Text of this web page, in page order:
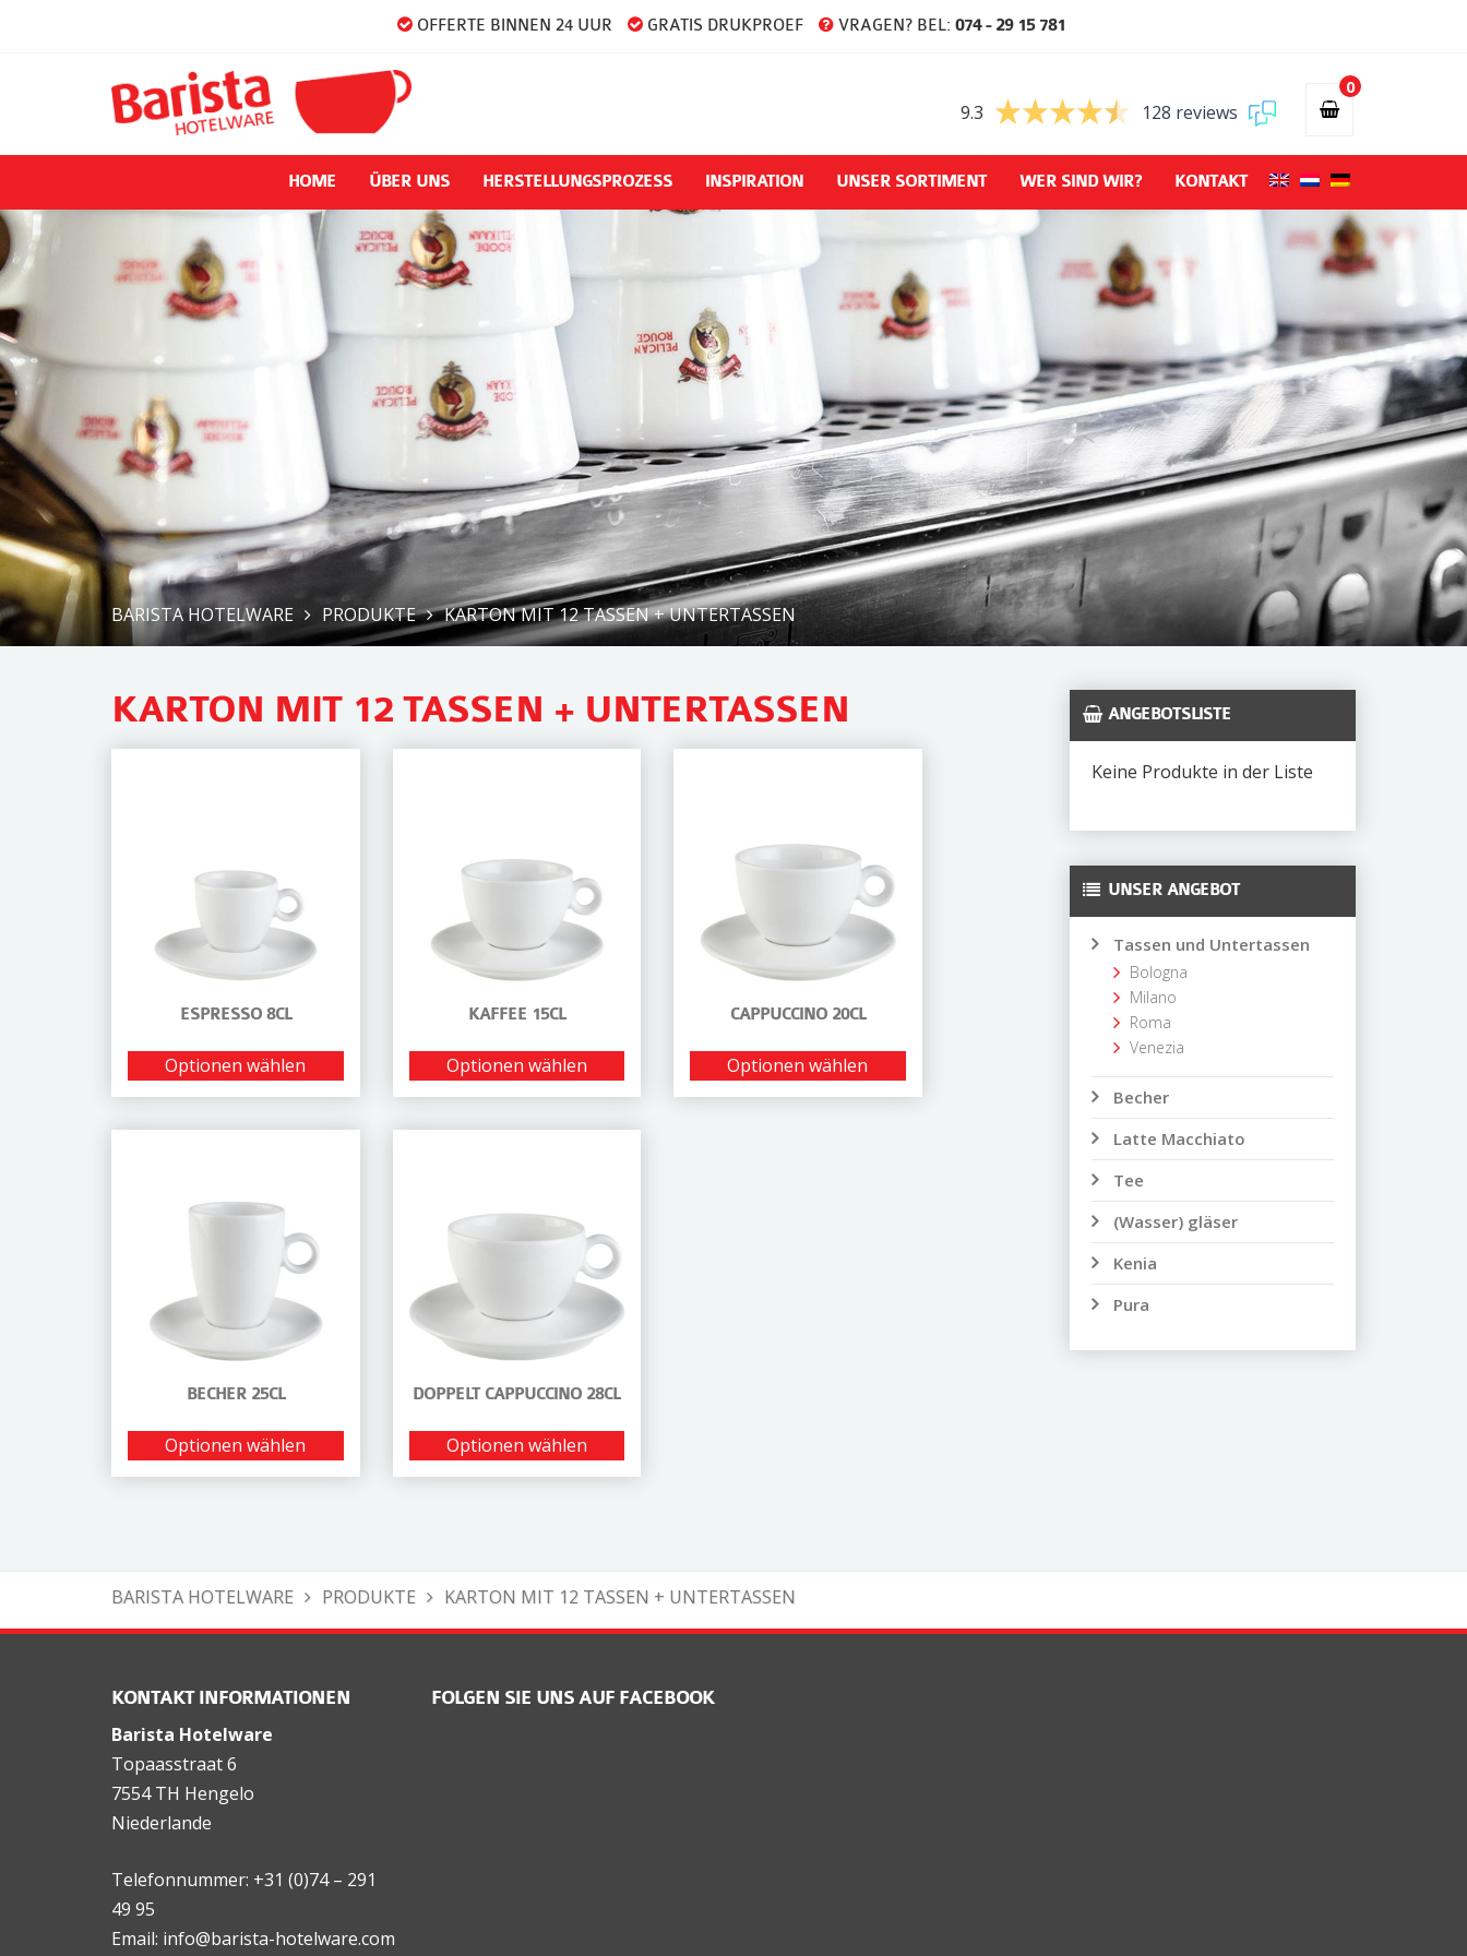
OFFERTE BINNEN 24 UUR GRATIS DRUKPROEF VRAGEN? BEL: 074 - 29 15 781
9.3 128 reviews
0
HOME ÜBER UNS HERSTELLUNGSPROZESS INSPIRATION UNSER SORTIMENT WER SIND WIR? KONTAKT
BARISTA HOTELWARE PRODUKTE KARTON MIT 12 TASSEN + UNTERTASSEN
KARTON MIT 12 TASSEN + UNTERTASSEN
ESPRESSO 8CL
Optionen wählen
KAFFEE 15CL
Optionen wählen
CAPPUCCINO 20CL
Optionen wählen
BECHER 25CL
Optionen wählen
DOPPELT CAPPUCCINO 28CL
Optionen wählen
ANGEBOTSLISTE
Keine Produkte in der Liste
UNSER ANGEBOT
Tassen und Untertassen
Bologna
Milano
Roma
Venezia
Becher
Latte Macchiato
Tee
(Wasser) gläser
Kenia
Pura
BARISTA HOTELWARE PRODUKTE KARTON MIT 12 TASSEN + UNTERTASSEN
KONTAKT INFORMATIONEN
Barista Hotelware
Topaasstraat 6
7554 TH Hengelo
Niederlande
Telefonnummer: +31 (0)74 – 291
49 95
Email: info@barista-hotelware.com
FOLGEN SIE UNS AUF FACEBOOK